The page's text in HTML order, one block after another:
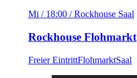
Mi / 18:00 / Rockhouse Saal
Rockhouse Flohmarkt
Freier EintrittFlohmarktSaal